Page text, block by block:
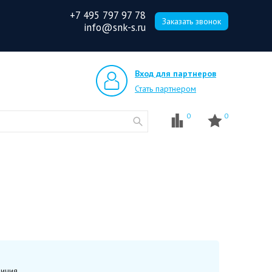
+7 495 797 97 78
info@snk-s.ru
Заказать звонок
Вход для партнеров
Стать партнером
0 0